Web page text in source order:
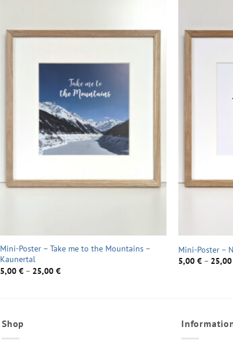
Mini-Poster – Take me to the Mountains –
Kaunertal
5,00 €– 25,00 €
Mini-Poster –
5,00 €– 25,00
Shop